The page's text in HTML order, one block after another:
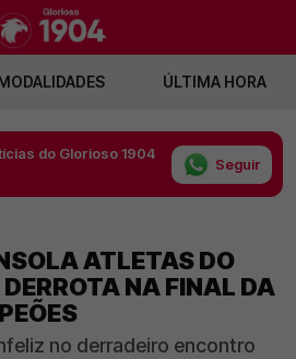
ÚLTIMA HORA
do Glorioso 1904
Seguir
ATLETAS DO
NA FINAL DA
no derradeiro encontro